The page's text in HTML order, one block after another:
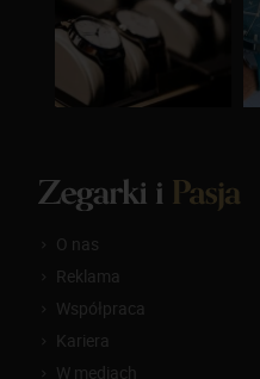
O nas
Reklama
Współpraca
Kariera
W mediach